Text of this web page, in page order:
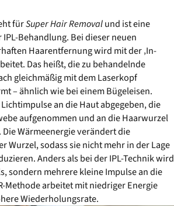
fürSuper Hair Removalund ist eine
Behandlung. Bei dieser neuen
Haarentfernung wird mit der ‚In-
Das heißt, die zu behandelnde
gleichmäßig mit dem Laserkopf
– ähnlich wie bei einem Bügeleisen.
an die Haut abgegeben, die
aufgenommen und an die Haarwurzel
Wärmeenergie verändert die
Wurzel, sodass sie nicht mehr in der Lage
Anders als bei der IPL-Technik wird
sondern mehrere kleine Impulse an die
Methode arbeitet mit niedriger Energie
Wiederholungsrate.